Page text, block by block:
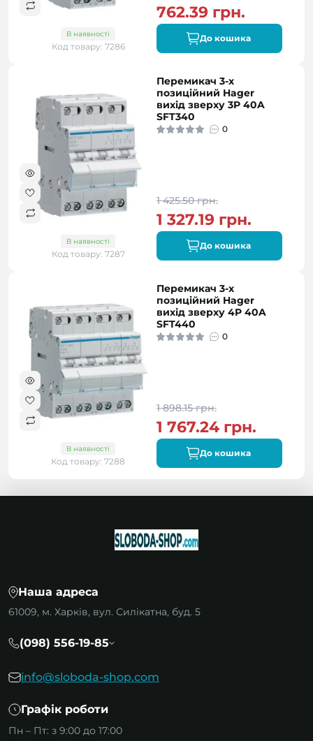
В наявності
Код товару: 7286
762.39 грн.
До кошика
В наявності
Код товару: 7287
Перемикач 3-х
позиційний Hager
вихід зверху 3P 40A
SFT340
0
1 425.50 грн.
1 327.19 грн.
До кошика
В наявності
Код товару: 7288
Перемикач 3-х
позиційний Hager
вихід зверху 4P 40A
SFT440
0
1 898.15 грн.
1 767.24 грн.
До кошика
Наша адреса
61009, м. Харків, вул. Силікатна, буд. 5
(098) 556-19-85
info@sloboda-shop.com
Графік роботи
Пн – Пт: з 9:00 до 17:00